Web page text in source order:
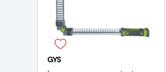
Indice de protection : IP IP55
Adaptateur secteur : Oui
Angle ajustable : 360°
GYS